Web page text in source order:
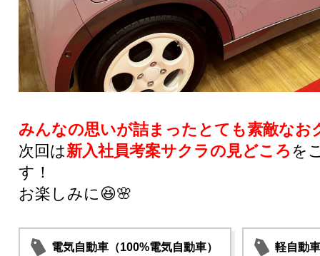
みんなの思いが詰まったとても素敵なお
次回は新入社員考案サクラの見どころ を
す！
お楽しみに😆🌸
電気自動車（100%電気自動車） 軽自動